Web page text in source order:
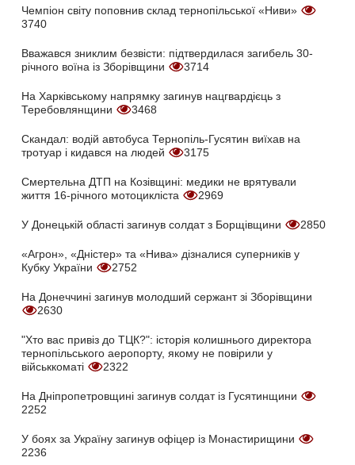
Чемпіон світу поповнив склад тернопільської «Ниви»
3740
Вважався зниклим безвісти: підтвердилася загибель 30-
річного воїна із Зборівщини
3714
На Харківському напрямку загинув нацгвардієць з
Теребовлянщини
3468
Скандал: водій автобуса Тернопіль-Гусятин виїхав на
тротуар і кидався на людей
3175
Смертельна ДТП на Козівщині: медики не врятували
життя 16-річного мотоцикліста
2969
У Донецькій області загинув солдат з Борщівщини 2850
«Агрон», «Дністер» та «Нива» дізналися суперників у
Кубку України
2752
На Донеччині загинув молодший сержант зі Зборівщини
2630
"Хто вас привіз до ТЦК?": історія колишнього директора
тернопільського аеропорту, якому не повірили у
військкоматі
2322
На Дніпропетровщині загинув солдат із Гусятинщини
2252
У боях за Україну загинув офіцер із Монастирищини
2236